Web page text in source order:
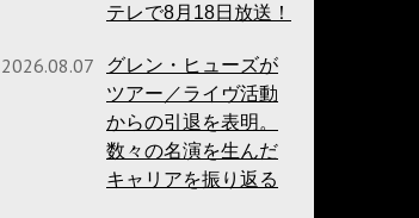
テレで8月18日放送！
2026.08.07
グレン・ヒューズが
ツアー／ライヴ活動
からの引退を表明。
数々の名演を生んだ
キャリアを振り返る